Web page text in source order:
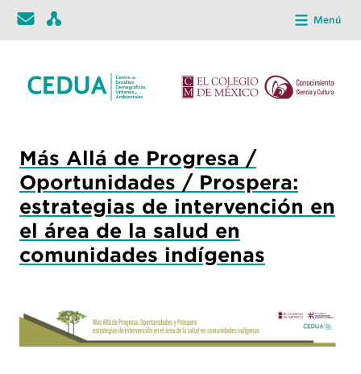
Menú
Más Allá de Progresa /
Oportunidades / Prospera:
estrategias de intervención en
el área de la salud en
comunidades indígenas